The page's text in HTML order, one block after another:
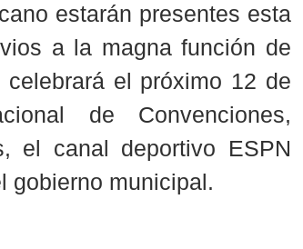
estarán presentes esta
a la magna función de
celebrará el próximo 12 de
de Convenciones,
el canal deportivo ESPN
gobierno municipal.